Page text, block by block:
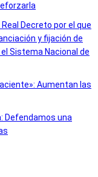
Decreto por el que
y fijación de
Sistema Nacional de
Aumentan las
Defendamos una